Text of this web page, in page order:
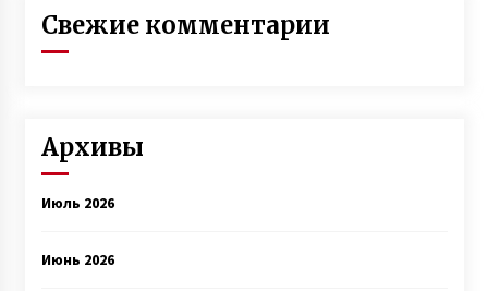
Свежие комментарии
Архивы
Июль 2026
Июнь 2026